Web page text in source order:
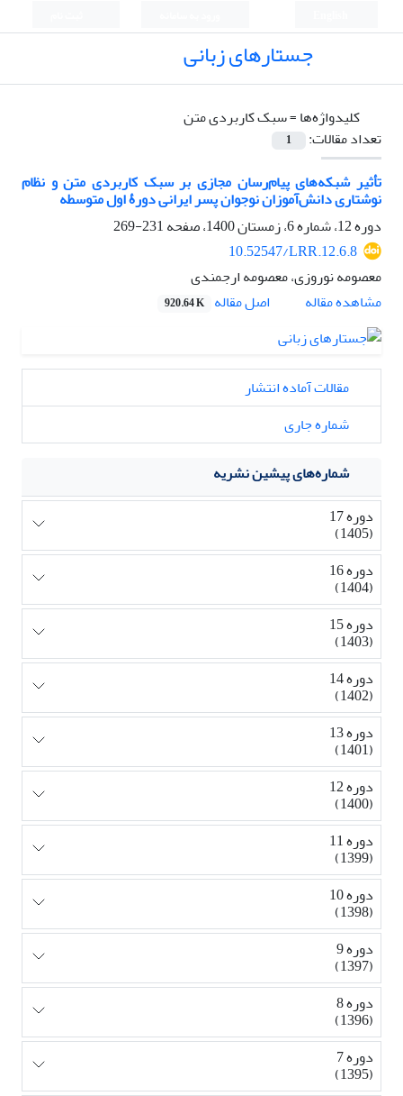
جستارهای زبانی
کلیدواژه‌ها =سبک کاربردی متن
تعداد مقالات:
1
تأثیر شبکه‌های پیام‌رسان مجازی بر سبک کاربردی متن و نظام
نوشتاری دانش‌آموزان نوجوان پسر ایرانی دورۀ اول متوسطه
دوره 12، شماره 6، زمستان 1400، صفحه
231-269
10.52547/LRR.12.6.8
معصومه نوروزی، معصومه ارجمندی
مشاهده مقاله
اصل مقاله 920.64 K
مقالات آماده انتشار
شماره جاری
شماره‌های پیشین نشریه
دوره 17
(1405)
دوره 16
(1404)
دوره 15
(1403)
دوره 14
(1402)
دوره 13
(1401)
دوره 12
(1400)
دوره 11
(1399)
دوره 10
(1398)
دوره 9
(1397)
دوره 8
(1396)
دوره 7
(1395)